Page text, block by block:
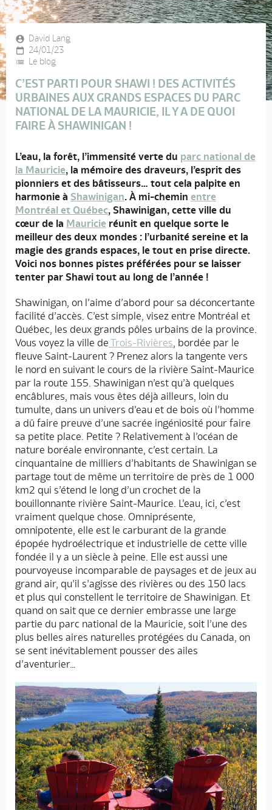
David Lang
24/01/23
Le blog
C’EST PARTI POUR SHAWI ! DES ACTIVITÉS
URBAINES AUX GRANDS ESPACES DU PARC
NATIONAL DE LA MAURICIE, IL Y A DE QUOI
FAIRE À SHAWINIGAN !
L’eau, la forêt, l’immensité verte du parc national de
la Mauricie, la mémoire des draveurs, l’esprit des
pionniers et des bâtisseurs… tout cela palpite en
harmonie à Shawinigan. À mi-chemin entre
Montréal et Québec, Shawinigan, cette ville du
cœur de la Mauricie réunit en quelque sorte le
meilleur des deux mondes : l’urbanité sereine et la
magie des grands espaces, le tout en prise directe.
Voici nos bonnes pistes préférées pour se laisser
tenter par Shawi tout au long de l’année !
Shawinigan, on l’aime d’abord pour sa déconcertante
facilité d’accès. C’est simple, visez entre Montréal et
Québec, les deux grands pôles urbains de la province.
Vous voyez la ville de Trois-Rivières , bordée par le
fleuve Saint-Laurent ? Prenez alors la tangente vers
le nord en suivant le cours de la rivière Saint-Maurice
par la route 155. Shawinigan n’est qu’à quelques
encâblures, mais vous êtes déjà ailleurs, loin du
tumulte, dans un univers d’eau et de bois où l’homme
a dû faire preuve d’une sacrée ingéniosité pour faire
sa petite place. Petite ? Relativement à l’océan de
nature boréale environnante, c’est certain. La
cinquantaine de milliers d’habitants de Shawinigan se
partage tout de même un territoire de près de 1 000
km2 qui s’étend le long d’un crochet de la
bouillonnante rivière Saint-Maurice. L’eau, ici, c’est
vraiment quelque chose. Omniprésente,
omnipotente, elle est le carburant de la grande
épopée hydroélectrique et industrielle de cette ville
fondée il y a un siècle à peine. Elle est aussi une
pourvoyeuse incomparable de paysages et de jeux au
grand air, qu’il s’agisse des rivières ou des 150 lacs
et plus qui constellent le territoire de Shawinigan. Et
quand on sait que ce dernier embrasse une large
partie du parc national de la Mauricie, soit l’une des
plus belles aires naturelles protégées du Canada, on
se sent inévitablement pousser des ailes
d’aventurier…